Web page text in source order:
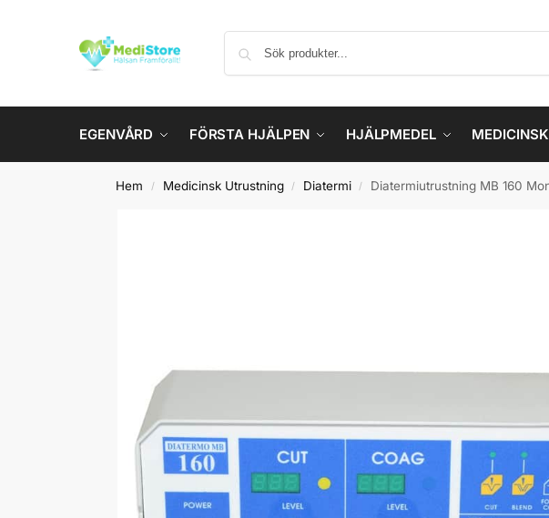
EGENVÅRD FÖRSTA HJÄLPEN HJÄLPMEDEL
Hem / Medicinsk Utrustning / Diatermi / Diatermiutrustning MB 160